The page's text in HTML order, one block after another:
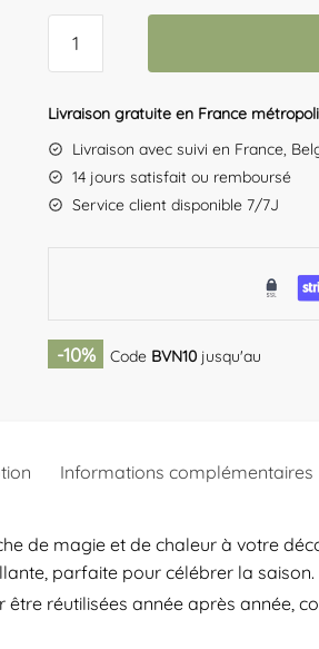
De
Noel
Connectée
Livraison gratuite en France
Livraison avec suivi en France,
14 jours satisfait ou remboursé
Service client disponible 7/7J
-10% Code BVN10jusqu'au
Informations complémentaires
de magie et de chaleur à votre
parfaite pour célébrer la saison.
réutilisées année après année,